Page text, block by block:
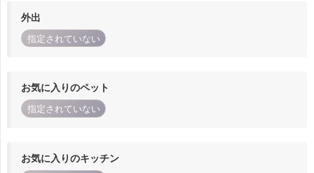
外出
指定されていない
お気に入りのペット
指定されていない
お気に入りのキッチン